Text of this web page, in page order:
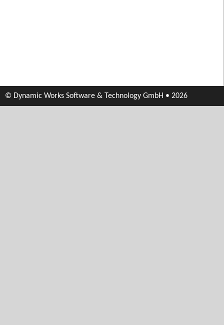
© Dynamic Works Software & Technology GmbH • 2026